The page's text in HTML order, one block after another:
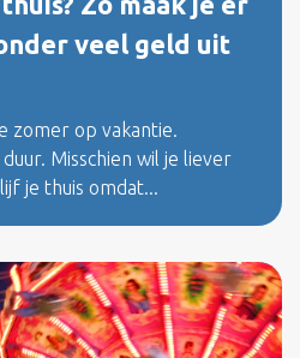
veel geld uit
zomer op vakantie.
Misschien wil je liever
je thuis omdat...